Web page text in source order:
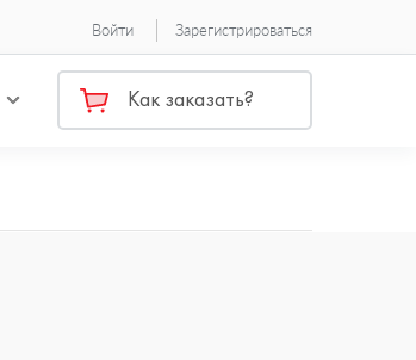
Войти Зарегистрироваться
Как заказать?